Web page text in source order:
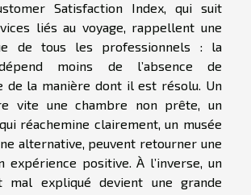
Satisfaction Index, qui suit
liés au voyage, rappellent une
de tous les professionnels : la
moins de l’absence de
de la manière dont il est résolu. Un
vite une chambre non prête, un
réachemine clairement, un musée
alternative, peuvent retourner une
expérience positive. À l’inverse, un
mal expliqué devient une grande